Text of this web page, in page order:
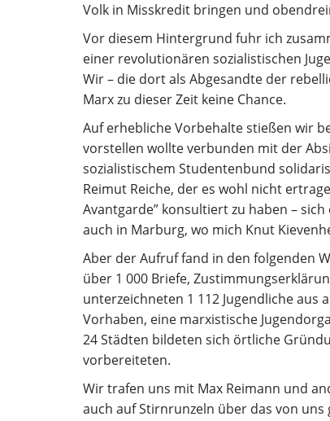
Volk in Misskredit bringen und
Vor diesem Hintergrund fuhr ich
einer revolutionären sozialistischen
Wir – die dort als Abgesandte der
Marx zu dieser Zeit keine Chance.
Auf erhebliche Vorbehalte stießen wir
vorstellen wollte verbunden mit der
sozialistischem Studentenbund
Reimut Reiche, der es wohl nicht
Avantgarde” konsultiert zu haben –
auch in Marburg, wo mich Knut
Aber der Aufruf fand in den folgenden
über 1 000 Briefe,
unterzeichneten 1 112 Jugendliche
Vorhaben, eine marxistische
24 Städten bildeten sich örtliche
vorbereiteten.
Wir trafen uns mit Max Reimann und
auch auf Stirnrunzeln über das von uns